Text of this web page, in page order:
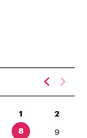
1 2
8 9